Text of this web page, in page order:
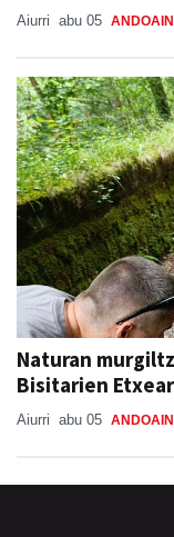
Aiurri abu 05 ANDOAIN
Naturan
Bisitarien
Aiurri abu 05 ANDOAIN